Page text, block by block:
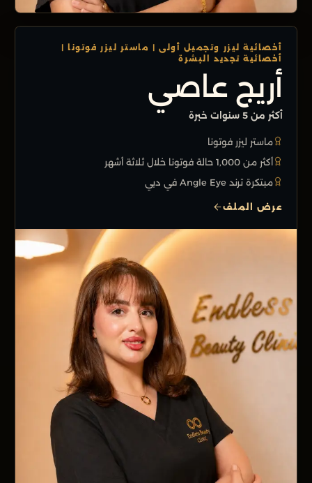
أخصائية ليزر وتجميل أولى | ماستر ليزر فوتونا |
أخصائية تجديد البشرة
أريج عاصي
أكثر من 5 سنوات خبرة
ماستر ليزر فوتونا
أكثر من 1,000 حالة فوتونا خلال ثلاثة أشهر
مبتكرة ترند Angle Eye في دبي
عرض الملف